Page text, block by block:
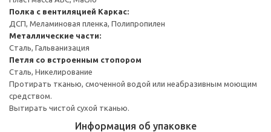
Полка с вентиляцией Каркас:
ДСП, Меламиновая пленка, Полипропилен
Металлические части:
Сталь, Гальванизация
Петля со встроенным стопором
Сталь, Никелирование
Протирать тканью, смоченной водой или неабразивным моющим
средством.
Вытирать чистой сухой тканью.
Информация об упаковке